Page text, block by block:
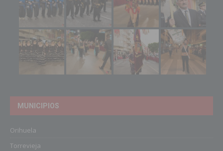
MUNICIPIOS
Orihuela
Torrevieja